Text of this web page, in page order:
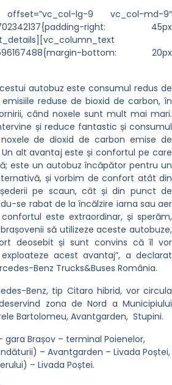
lg-9 vc_col-md-9″
right: 45px
bottom: 20px
autobuz este consumul redus de
reduse de bioxid de carbon, în
când noxele sunt mult mai mari.
și reduce fantastic și consumul
de dioxid de carbon emise de
alt avantaj este și confortul pe care
este un autobuz încăpător pentru un
și vorbim de confort atât din
pe scaun, cât și din punct de
se rabat de la încălzire iarna sau aer
este extraordinar, și sperăm,
să utilizeze aceste autobuze,
deosebit și sunt convins că îl vor
acest avantaj”, a declarat
Benz Trucks&Buses România.
Benz, tip Citaro hibrid, vor circula
zona de Nord a Municipiului
Bartolomeu, Avantgarden, Stupini.
gara Brașov – terminal Poienelor,
– Avantgarden – Livada Poștei,
– Livada Poștei.